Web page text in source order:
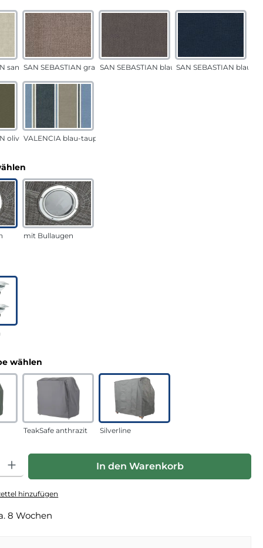
sandSAN SEBASTIAN grau-sandSAN SEBASTIAN blau-sandSAN SEBASTIAN blau
oliv VALENCIA blau-taupe
mit Bullaugen
wählen
TeakSafe anthrazit Silverline
Gib den gewünschten Wert ein oder benutze die
In den Warenkorb
hinzufügen
8 Wochen